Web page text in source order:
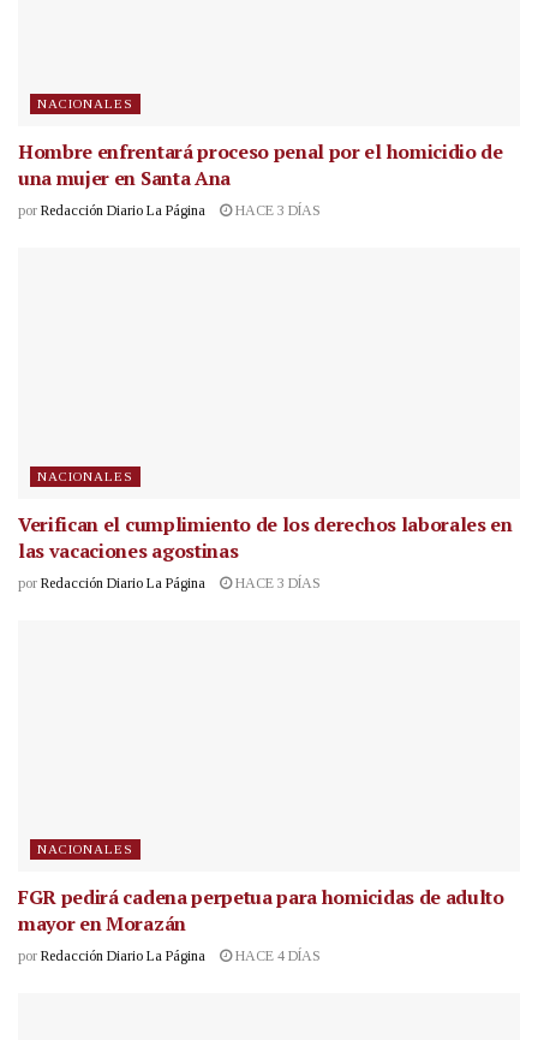
NACIONALES
Hombre enfrentará proceso penal por el homicidio de
una mujer en Santa Ana
por Redacción Diario La Página HACE 3 DÍAS
NACIONALES
Verifican el cumplimiento de los derechos laborales en
las vacaciones agostinas
por Redacción Diario La Página HACE 3 DÍAS
NACIONALES
FGR pedirá cadena perpetua para homicidas de adulto
mayor en Morazán
por Redacción Diario La Página HACE 4 DÍAS